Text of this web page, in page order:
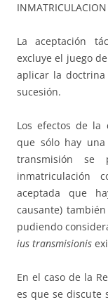
La aceptación
excluye el juego
aplicar la
sucesión.
Los efectos de la
que sólo hay
transmisión se
inmatriculación
aceptada que
causante) también
pudiendo
ius transmisionis
En el caso de la
es que se discute